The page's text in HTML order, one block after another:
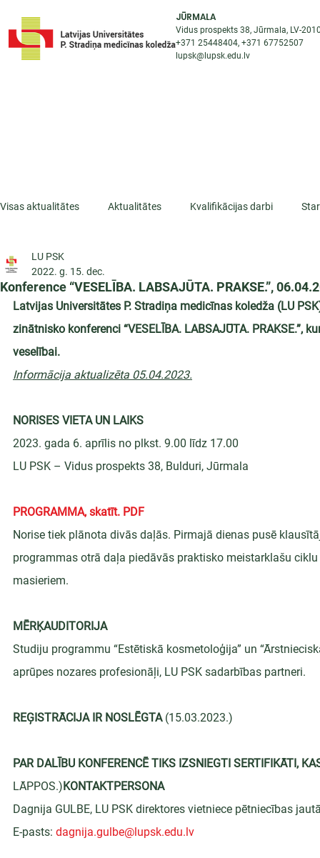
JŪRMALA
Vidus prospekts 38, Jūrmala, LV-
+371 25448404, +371 67752507
lupsk@lupsk.edu.lv
Visas aktualitātes Aktualitātes Kvalifikācijas darbi
ESF projekti
Konference “VESELĪBA. LABSAJŪTA. PRAKSE.”,
LU PSK
2022. g. 15. dec.
Latvijas Universitātes P. Stradiņa medicīnas koledža (LU
zinātnisko konferenci “VESELĪBA. LABSAJŪTA.
veselībai.
Informācija aktualizēta 05.04.2023.
NORISES VIETA UN LAIKS
2023. gada 6. aprīlis no plkst. 9.00 līdz 17.00
LU PSK – Vidus prospekts 38, Bulduri, Jūrmala
PROGRAMMA, skatīt. PDF
Norise tiek plānota divās daļās. Pirmajā dienas pusē
programmas otrā daļa piedāvās praktisko meistarklašu
masieriem.
MĒRĶAUDITORIJA
Studiju programmu “Estētiskā kosmetoloģija” un
aprūpes nozares profesionāļi, LU PSK sadarbības partneri.
REĢISTRĀCIJA IR NOSLĒGTA (15.03.2023.)
PAR DALĪBU KONFERENCĒ TIKS IZSNIEGTI SERTIFIKĀTI,
LĀPPOS.)KONTAKTPERSONA
Dagnija GULBE, LU PSK direktores vietniece pētniecības
E-pasts: dagnija.gulbe@lupsk.edu.lv